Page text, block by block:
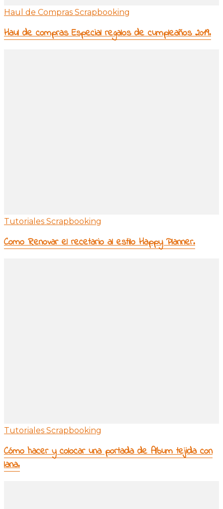
Haul de Compras Scrapbooking
Haul de compras Especial regalos de cumpleaños 2019.
Tutoriales Scrapbooking
Como Renovar el recetario al estilo Happy Planner.
Tutoriales Scrapbooking
Cómo hacer y colocar una portada de Album tejida con
lana.